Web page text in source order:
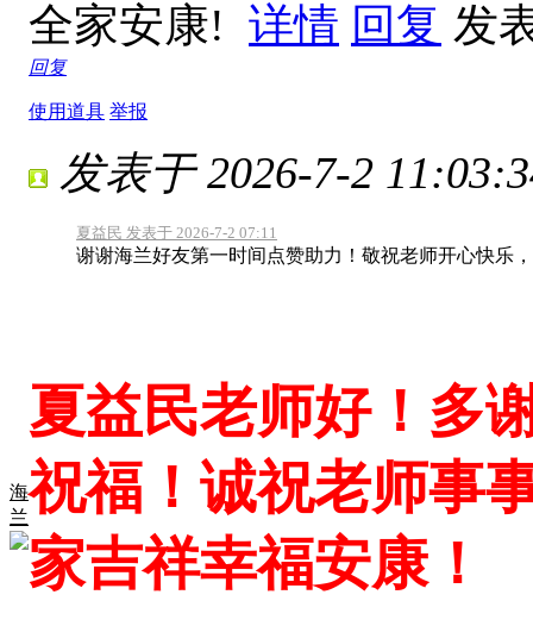
全家安康! 详情 回复 发
回复
使用道具 举报
海
兰
发表于 2026-7-2
夏益民 发表于 2026-7-2 07:11
谢谢海兰好友第一时间点赞助力！敬祝老师开心快乐
夏益民老师好！多
祝福！诚祝老师事
家吉祥幸福安康！